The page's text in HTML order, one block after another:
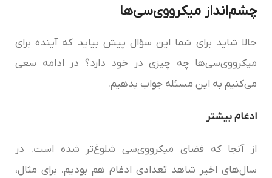
چشم‌انداز میکرو‌وی‌سی‌‌ها
حالا شاید برای شما این سؤال پیش بیاید که آینده برای
میکرو‌وی‌سی‌‌ها چه چیزی در خود دارد؟ در ادامه سعی
می‌کنیم به این مسئله جواب بدهیم.
ادغام بیشتر
از آنجا که فضای میکرو‌وی‌سی شلوغ‌تر شده است. در
سال‌های اخیر شاهد تعدادی ادغام هم بودیم. برای مثال،